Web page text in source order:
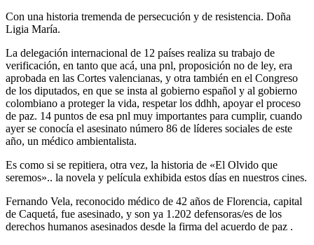
Con una historia tremenda de persecución y de resistencia. Doña
Ligia María.
La delegación internacional de 12 países realiza su trabajo de
verificación, en tanto que acá, una pnl, proposición no de ley, era
aprobada en las Cortes valencianas, y otra también en el Congreso
de los diputados, en que se insta al gobierno español y al gobierno
colombiano a proteger la vida, respetar los ddhh, apoyar el proceso
de paz. 14 puntos de esa pnl muy importantes para cumplir, cuando
ayer se conocía el asesinato número 86 de líderes sociales de este
año, un médico ambientalista.
Es como si se repitiera, otra vez, la historia de «El Olvido que
seremos».. la novela y película exhibida estos días en nuestros cines.
Fernando Vela, reconocido médico de 42 años de Florencia, capital
de Caquetá, fue asesinado, y son ya 1.202 defensoras/es de los
derechos humanos asesinados desde la firma del acuerdo de paz .